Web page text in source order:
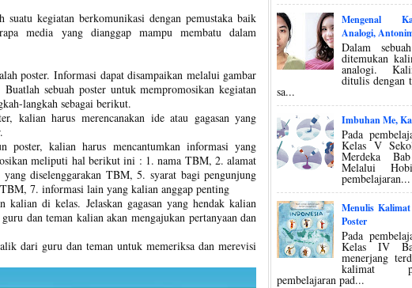
kegiatan berkomunikasi dengan pemustaka baik
media yang dianggap mampu membatu dalam
poster. Informasi dapat disampaikan melalui gambar
sebuah poster untuk mempromosikan kegiatan
langkah sebagai berikut.
kalian harus merencanakan ide atau gagasan yang
poster, kalian harus mencantumkan informasi yang
meliputi hal berikut ini : 1. nama TBM, 2. alamat
diselenggarakan TBM, 5. syarat bagi pengunjung
7. informasi lain yang kalian anggap penting
kalian di kelas. Jelaskan gagasan yang hendak kalian
dan teman kalian akan mengajukan pertanyaan dan
dari guru dan teman untuk memeriksa dan merevisi
Mengenal
Analogi,
Dalam
ditemukan
analogi.
ditulis dengan
sa...
Imbuhan Me,
Pada
Kelas V
Merdeka
Melalui
pembelajaran...
Menulis
Poster
Pada
Kelas IV
menerjang
kalimat
pembelajaran pad...